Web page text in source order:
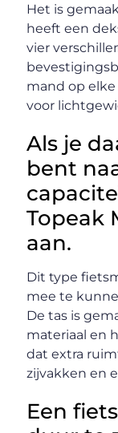
Het is
heeft een
vier
mand op elke
voor
Als je
bent
Topeak
aan.
Dit type
mee te
De tas is
materiaal en
dat extra
zijvakken en
Een